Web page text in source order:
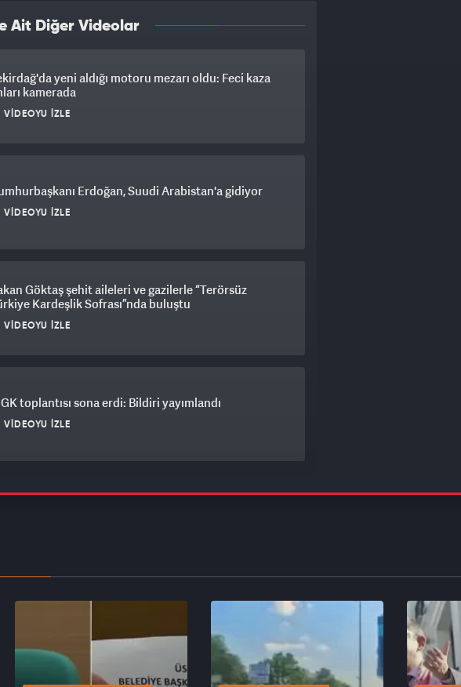
Ait Diğer Videolar
yeni aldığı motoru mezarı oldu: Feci kaza
kamerada
VIDEOYU İZLE
Erdoğan, Suudi Arabistan'a gidiyor
VIDEOYU İZLE
Göktaş şehit aileleri ve gazilerle “Terörsüz
Kardeşlik Sofrası”nda buluştu
VIDEOYU İZLE
toplantısı sona erdi: Bildiri yayımlandı
VIDEOYU İZLE
Belediye Başkanı Utku Caner Çaykara hakkında